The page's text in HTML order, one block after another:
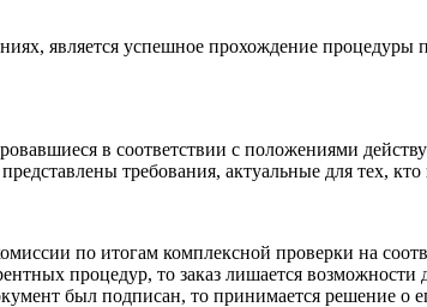
является успешное прохождение процедуры
в соответствии с положениями
требования, актуальные для тех, кто
по итогам комплексной проверки на
процедур, то заказ лишается
был подписан, то принимается решение о